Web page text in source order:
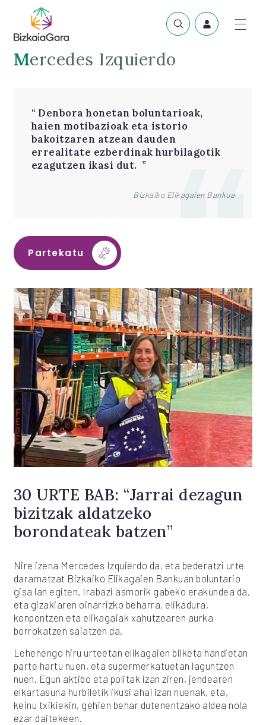
Mercedes Izquierdo
Denbora honetan boluntarioak,
haien motibazioak eta istorio
bakoitzaren atzean dauden
errealitate ezberdinak hurbilagotik
ezagutzen ikasi dut.
Bizkaiko Elikagaien Bankua
Partekatu
30 URTE BAB: “Jarrai dezagun
bizitzak aldatzeko
borondateak batzen”
Nire izena Mercedes Izquierdo da, eta bederatzi urte
daramatzat Bizkaiko Elikagaien Bankuan boluntario
gisa lan egiten. Irabazi asmorik gabeko erakundea da,
eta gizakiaren oinarrizko beharra, elikadura,
konpontzen eta elikagaiak xahutzearen aurka
borrokatzen saiatzen da.
Lehenengo hiru urteetan elikagaien bilketa handietan
parte hartu nuen, eta supermerkatuetan laguntzen
nuen. Egun aktibo eta politak izan ziren, jendearen
elkartasuna hurbiletik ikusi ahal izan nuenak, eta,
keinu txikiekin, gehien behar dutenentzako aldea nola
ezar daitekeen.